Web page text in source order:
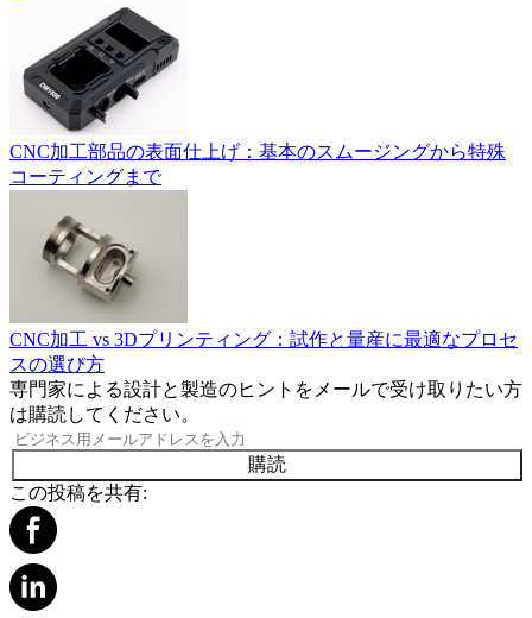
CNC加工部品の表面仕上げ：基本のスムージングから特殊
コーティングまで
CNC加工 vs 3Dプリンティング：試作と量産に最適なプロセ
スの選び方
専門家による設計と製造のヒントをメールで受け取りたい方
は購読してください。
購読
この投稿を共有: